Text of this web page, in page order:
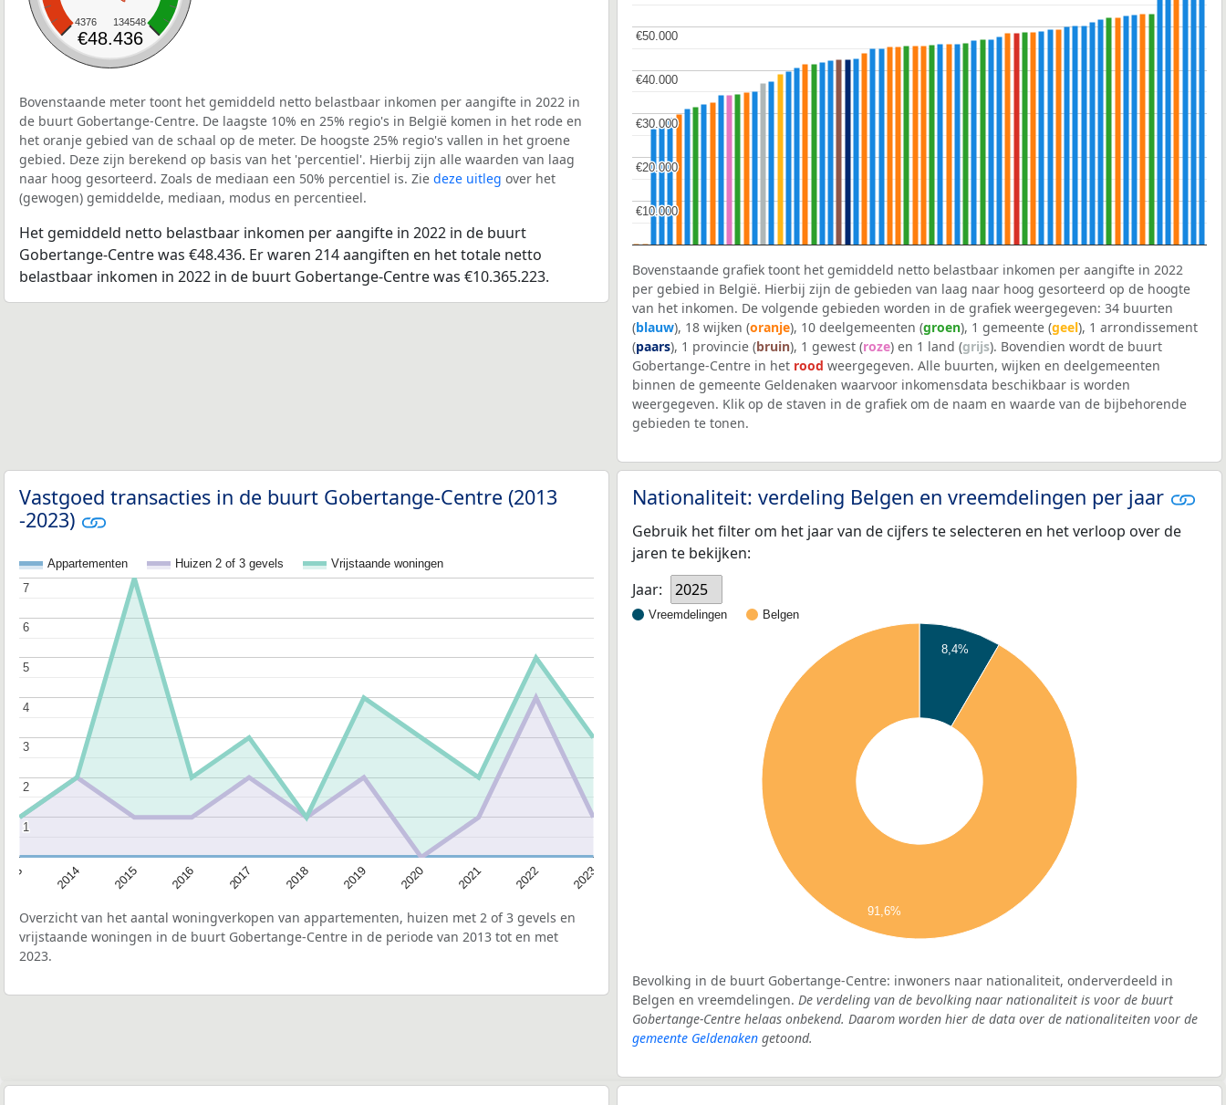
4376 134548
€48.436
Bovenstaande meter toont het gemiddeld netto belastbaar inkomen per aangifte in 2022 in
de buurt Gobertange-Centre. De laagste 10% en 25% regio's in België komen in het rode en
het oranje gebied van de schaal op de meter. De hoogste 25% regio's vallen in het groene
gebied. Deze zijn berekend op basis van het 'percentiel'. Hierbij zijn alle waarden van laag
naar hoog gesorteerd. Zoals de mediaan een 50% percentiel is. Zie deze uitleg over het
(gewogen) gemiddelde, mediaan, modus en percentieel.
Het gemiddeld netto belastbaar inkomen per aangifte in 2022 in de buurt
Gobertange-Centre was €48.436. Er waren 214 aangiften en het totale netto
belastbaar inkomen in 2022 in de buurt Gobertange-Centre was €10.365.223.
€10.000
€10.000
€20.000
€20.000
€30.000
€30.000
€40.000
€40.000
€50.000
€50.000
Bovenstaande grafiek toont het gemiddeld netto belastbaar inkomen per aangifte in 2022
per gebied in België. Hierbij zijn de gebieden van laag naar hoog gesorteerd op de hoogte
van het inkomen. De volgende gebieden worden in de grafiek weergegeven: 34 buurten
(blauw), 18 wijken (oranje), 10 deelgemeenten (groen), 1 gemeente (geel), 1 arrondissement
(paars), 1 provincie (bruin), 1 gewest (roze) en 1 land (grijs). Bovendien wordt de buurt
Gobertange-Centre in het rood weergegeven. Alle buurten, wijken en deelgemeenten
binnen de gemeente Geldenaken waarvoor inkomensdata beschikbaar is worden
weergegeven. Klik op de staven in de grafiek om de naam en waarde van de bijbehorende
gebieden te tonen.
Vastgoed transacties in de buurt Gobertange-Centre (2013
-2023)
Appartementen Huizen 2 of 3 gevels Vrijstaande woningen
2014 2015 2016 2017 2018 2019 2020 2021 2022 2023
11
2
2
3
3
4
4
5
5
6
6
7
7
Overzicht van het aantal woningverkopen van appartementen, huizen met 2 of 3 gevels en
vrijstaande woningen in de buurt Gobertange-Centre in de periode van 2013 tot en met
2023.
Nationaliteit: verdeling Belgen en vreemdelingen per jaar
Gebruik het filter om het jaar van de cijfers te selecteren en het verloop over de
jaren te bekijken:
Jaar:
2025
Vreemdelingen Belgen
8,4%
91,6%
Bevolking in de buurt Gobertange-Centre: inwoners naar nationaliteit, onderverdeeld in
Belgen en vreemdelingen. De verdeling van de bevolking naar nationaliteit is voor de buurt
Gobertange-Centre helaas onbekend. Daarom worden hier de data over de nationaliteiten voor de
gemeente Geldenaken getoond.